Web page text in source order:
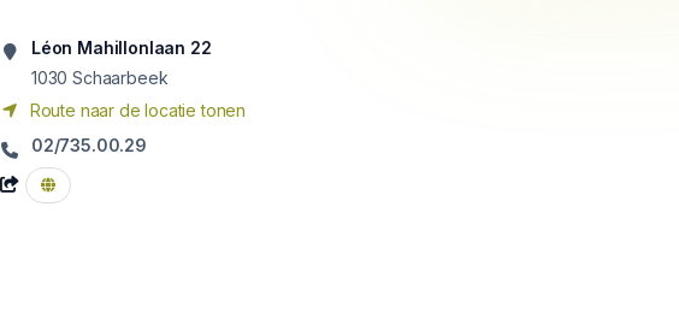
Léon Mahillonlaan 22
1030 Schaarbeek
Route naar de locatie tonen
02/735.00.29